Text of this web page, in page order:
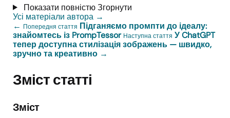
Показати повністюЗгорнути
Усі матеріали автора →
← Попередня стаття Підганяємо промпти до ідеалу:
знайомтесь із PrompTessor Наступна стаття У ChatGPT
тепер доступна стилізація зображень — швидко,
зручно та креативно →
Зміст статті
Зміст